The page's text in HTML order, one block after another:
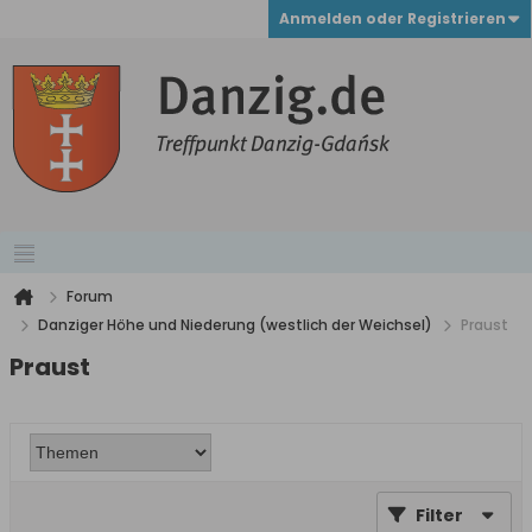
Anmelden oder Registrieren
Forum
Danziger Höhe und Niederung (westlich der Weichsel)
Praust
Praust
Filter